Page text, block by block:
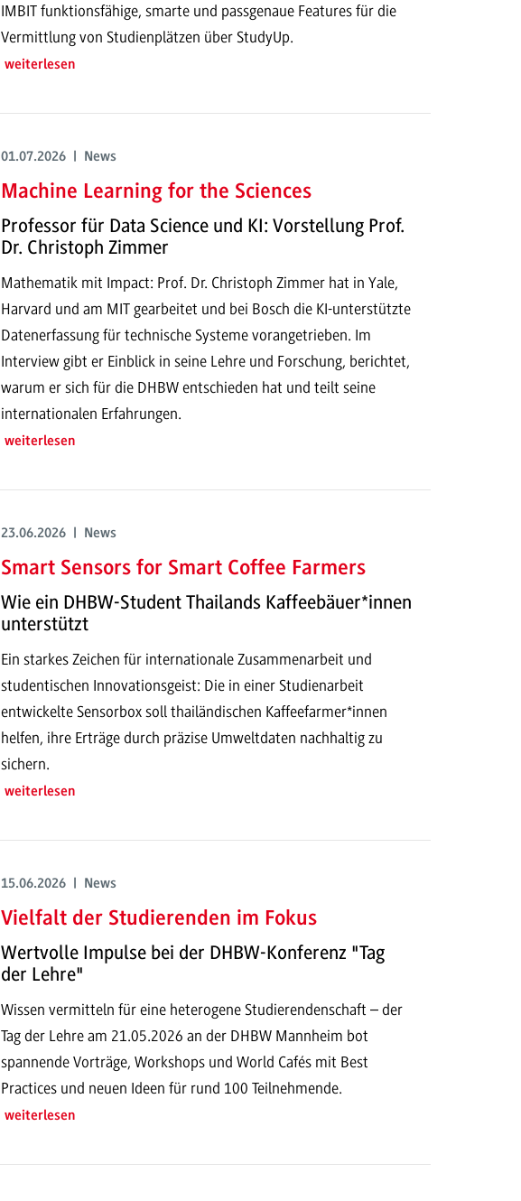
IMBIT funktionsfähige, smarte und passgenaue Features für die
Vermittlung von Studienplätzen über StudyUp.
weiterlesen
01.07.2026 | News
Machine Learning for the Sciences
Professor für Data Science und KI: Vorstellung Prof.
Dr. Christoph Zimmer
Mathematik mit Impact: Prof. Dr. Christoph Zimmer hat in Yale,
Harvard und am MIT gearbeitet und bei Bosch die KI-unterstützte
Datenerfassung für technische Systeme vorangetrieben. Im
Interview gibt er Einblick in seine Lehre und Forschung, berichtet,
warum er sich für die DHBW entschieden hat und teilt seine
internationalen Erfahrungen.
weiterlesen
23.06.2026 | News
Smart Sensors for Smart Coffee Farmers
Wie ein DHBW-Student Thailands Kaffeebäuer*innen
unterstützt
Ein starkes Zeichen für internationale Zusammenarbeit und
studentischen Innovationsgeist: Die in einer Studienarbeit
entwickelte Sensorbox soll thailändischen Kaffeefarmer*innen
helfen, ihre Erträge durch präzise Umweltdaten nachhaltig zu
sichern.
weiterlesen
15.06.2026 | News
Vielfalt der Studierenden im Fokus
Wertvolle Impulse bei der DHBW-Konferenz "Tag
der Lehre"
Wissen vermitteln für eine heterogene Studierendenschaft – der
Tag der Lehre am 21.05.2026 an der DHBW Mannheim bot
spannende Vorträge, Workshops und World Cafés mit Best
Practices und neuen Ideen für rund 100 Teilnehmende.
weiterlesen